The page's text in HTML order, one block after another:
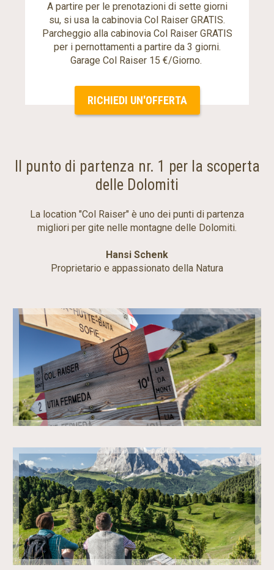
A partire per le prenotazioni di sette giorni
su, si usa la cabinovia Col Raiser GRATIS.
Parcheggio alla cabinovia Col Raiser GRATIS
per i pernottamenti a partire da 3 giorni.
Garage Col Raiser 15 €/Giorno.
RICHIEDI UN'OFFERTA
Il punto di partenza nr. 1 per la scoperta
delle Dolomiti
La location "Col Raiser" è uno dei punti di partenza
migliori per gite nelle montagne delle Dolomiti.
Hansi Schenk
Proprietario e appassionato della Natura